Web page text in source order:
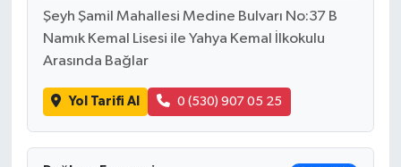
Şeyh Şamil Mahallesi Medine Bulvarı No:37 B
Namık Kemal Lisesi ile Yahya Kemal İlkokulu
Arasında Bağlar
Yol Tarifi Al 0 (530) 907 05 25